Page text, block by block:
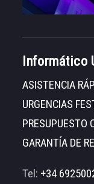
Informático
ASISTENCIA
URGENCIAS
PRESUPUESTO
GARANTÍA DE
Tel: +34